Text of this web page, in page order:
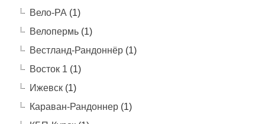
Вело-РА (1)
Велопермь(1)
Вестланд-Рандоннёр(1)
Восток 1 (1)
Ижевск(1)
Караван-Рандоннер(1)